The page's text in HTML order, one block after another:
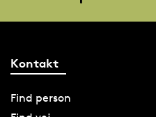
Kontakt
Find person